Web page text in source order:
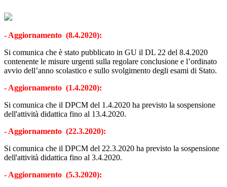
- Aggiornamento (8.4.2020):
Si comunica che è stato pubblicato in GU il DL 22 del 8.4.2020
contenente le misure urgenti sulla regolare conclusione e l’ordinato
avvio dell’anno scolastico e sullo svolgimento degli esami di Stato.
- Aggiornamento (1.4.2020):
Si comunica che il DPCM del 1.4.2020 ha previsto la sospensione
dell'attività didattica fino al 13.4.2020.
- Aggiornamento (22.3.2020):
Si comunica che il DPCM del 22.3.2020 ha previsto la sospensione
dell'attività didattica fino al 3.4.2020.
- Aggiornamento (5.3.2020):